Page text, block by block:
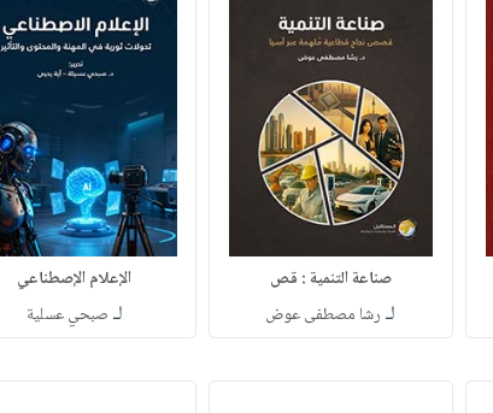
صناعة التنمية : قص
لـ رشا مصطفى عوض
الإعلام الإصطناعي
لـ صبحي عسلية